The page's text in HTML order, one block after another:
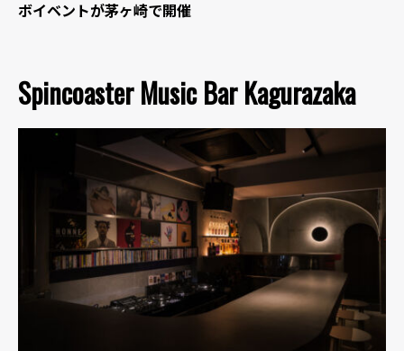
ボイベントが茅ヶ崎で開催
Spincoaster Music Bar Kagurazaka